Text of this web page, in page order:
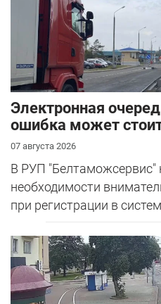
Электронная
ошибка может
07 августа 2026
В РУП "Белтаможсервис"
необходимости
при регистрации в